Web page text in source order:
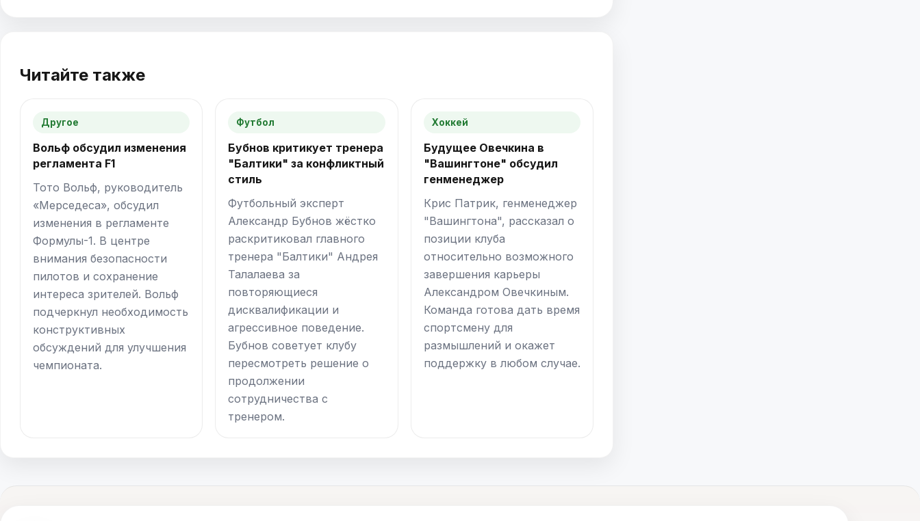
Читайте также
Другое
Вольф обсудил изменения
регламента F1
Тото Вольф, руководитель
«Мерседеса», обсудил
изменения в регламенте
Формулы-1. В центре
внимания безопасности
пилотов и сохранение
интереса зрителей. Вольф
подчеркнул необходимость
конструктивных
обсуждений для улучшения
чемпионата.
Футбол
Бубнов критикует тренера
"Балтики" за конфликтный
стиль
Футбольный эксперт
Александр Бубнов жёстко
раскритиковал главного
тренера "Балтики" Андрея
Талалаева за
повторяющиеся
дисквалификации и
агрессивное поведение.
Бубнов советует клубу
пересмотреть решение о
продолжении
сотрудничества с
тренером.
Хоккей
Будущее Овечкина в
"Вашингтоне" обсудил
генменеджер
Крис Патрик, генменеджер
"Вашингтона", рассказал о
позиции клуба
относительно возможного
завершения карьеры
Александром Овечкиным.
Команда готова дать время
спортсмену для
размышлений и окажет
поддержку в любом случае.